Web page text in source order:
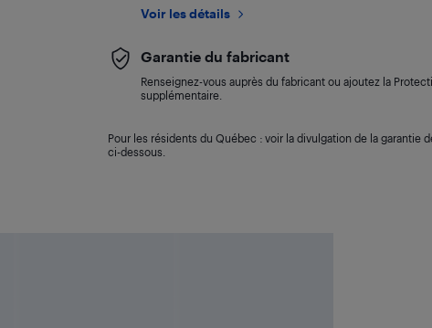
Voir les détails
Garantie du fabricant
Renseignez-vous auprès du fabricant ou ajoutez la
supplémentaire.
Pour les résidents du Québec : voir la divulgation de la garantie
ci-dessous.